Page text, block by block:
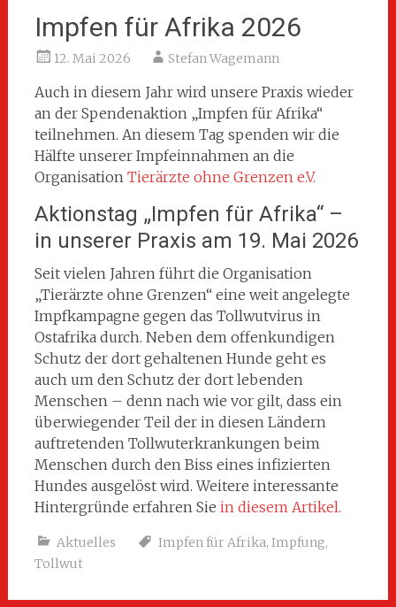
Impfen für Afrika 2026
12. Mai 2026 Stefan Wagemann
Auch in diesem Jahr wird unsere Praxis wieder
an der Spendenaktion „Impfen für Afrika“
teilnehmen. An diesem Tag spenden wir die
Hälfte unserer Impfeinnahmen an die
Organisation Tierärzte ohne Grenzen e.V.
Aktionstag „Impfen für Afrika“ –
in unserer Praxis am 19. Mai 2026
Seit vielen Jahren führt die Organisation
„Tierärzte ohne Grenzen“ eine weit angelegte
Impfkampagne gegen das Tollwutvirus in
Ostafrika durch. Neben dem offenkundigen
Schutz der dort gehaltenen Hunde geht es
auch um den Schutz der dort lebenden
Menschen – denn nach wie vor gilt, dass ein
überwiegender Teil der in diesen Ländern
auftretenden Tollwuterkrankungen beim
Menschen durch den Biss eines infizierten
Hundes ausgelöst wird. Weitere interessante
Hintergründe erfahren Sie in diesem Artikel.
Aktuelles Impfen für Afrika, Impfung,
Tollwut